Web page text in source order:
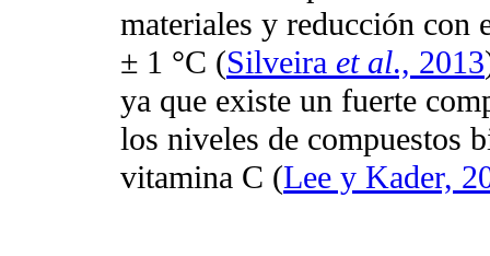
materiales y reducción con
± 1 °C (Silveira et al., 2013
ya que existe un fuerte
los niveles de compuestos
vitamina C (Lee y Kader,